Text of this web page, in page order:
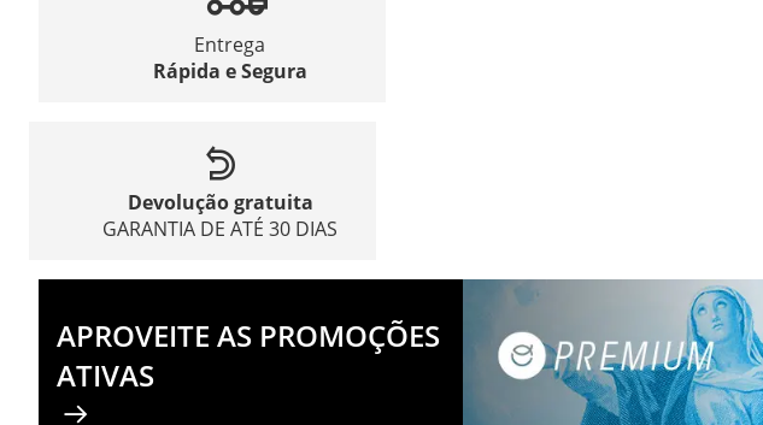
Entrega
Rápida e Segura
Devolução gratuita
GARANTIA DE ATÉ 30 DIAS
APROVEITE AS PROMOÇÕES
ATIVAS